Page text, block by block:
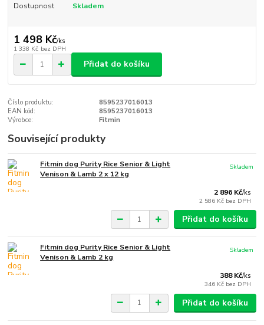
Dostupnost Skladem
1 498 Kč/ks
1 338 Kč bez DPH
Přidat do košíku
Číslo produktu:
8595237016013
EAN kód:
8595237016013
Výrobce:
Fitmin
Související produkty
Fitmin dog Purity Rice Senior & Light
Venison & Lamb 2 x 12 kg
2 896 Kč/ks
2 586 Kč bez DPH
Skladem
Přidat do košíku
Fitmin dog Purity Rice Senior & Light
Venison & Lamb 2 kg
388 Kč/ks
346 Kč bez DPH
Skladem
Přidat do košíku